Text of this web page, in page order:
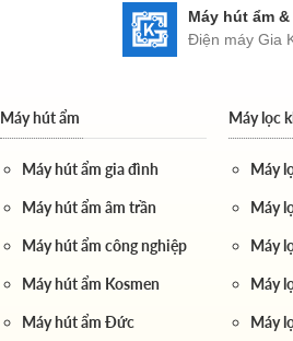
Máy hút ẩm
Điện máy Gia
Máy hút ẩm
Máy hút ẩm gia đình
Máy hút ẩm âm trần
Máy hút ẩm công nghiệp
Máy hút ẩm Kosmen
Máy hút ẩm Đức
Máy lọc
Máy
Máy
Máy
Máy
Máy